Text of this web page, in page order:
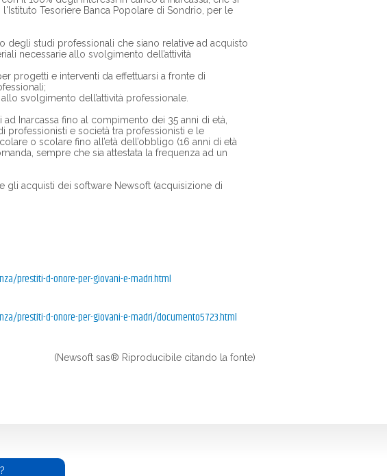
Tesoriere Banca Popolare di Sondrio, per le
studi professionali che siano relative ad acquisto
necessarie allo svolgimento dell’attività
progetti e interventi da effettuarsi a fronte di
svolgimento dell’attività professionale.
Inarcassa fino al compimento dei 35 anni di età,
professionisti e società tra professionisti e le
o scolare fino all’età dell’obbligo (16 anni di età
sempre che sia attestata la frequenza ad un
gli acquisti dei software Newsoft (acquisizione di
prestiti-d-onore-per-giovani-e-madri.html
prestiti-d-onore-per-giovani-e-madri/documento5723.html
(Newsoft sas® Riproducibile citando la fonte)